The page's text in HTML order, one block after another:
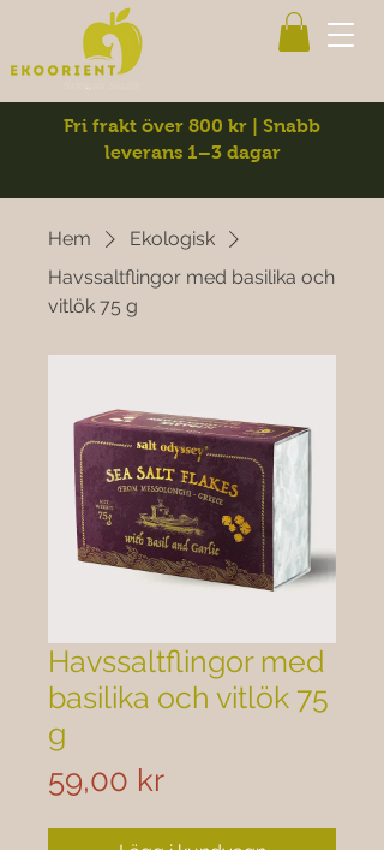
Fri frakt över 800 kr | Snabb
leverans 1–3 dagar
Hem
Ekologisk
Havssaltflingor med basilika och
vitlök 75 g
Havssaltflingor med
basilika och vitlök 75
g
59,00 krPris